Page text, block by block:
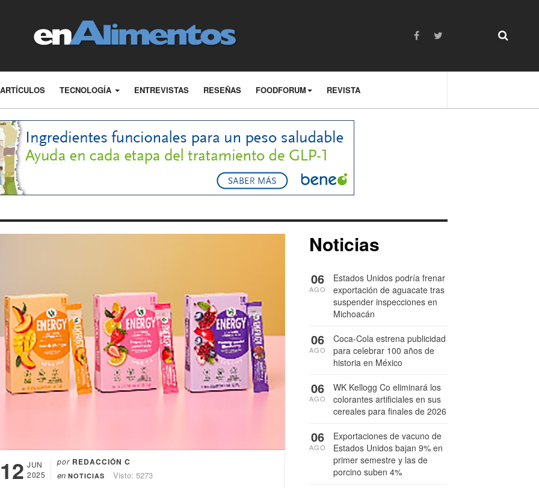
ARTÍCULOS TECNOLOGÍA ENTREVISTAS RESEÑAS FOODFORUM REVISTA
12 JUN
2025
por REDACCIÓN C
en NOTICIAS Visto: 5273
Noticias
Estados Unidos podría frenar
exportación de aguacate tras
suspender inspecciones en
Michoacán
06
AGO
Coca-Cola estrena publicidad
para celebrar 100 años de
historia en México
06
AGO
WK Kellogg Co eliminará los
colorantes artificiales en sus
cereales para finales de 2026
06
AGO
Exportaciones de vacuno de
Estados Unidos bajan 9% en
primer semestre y las de
porcino suben 4%
06
AGO